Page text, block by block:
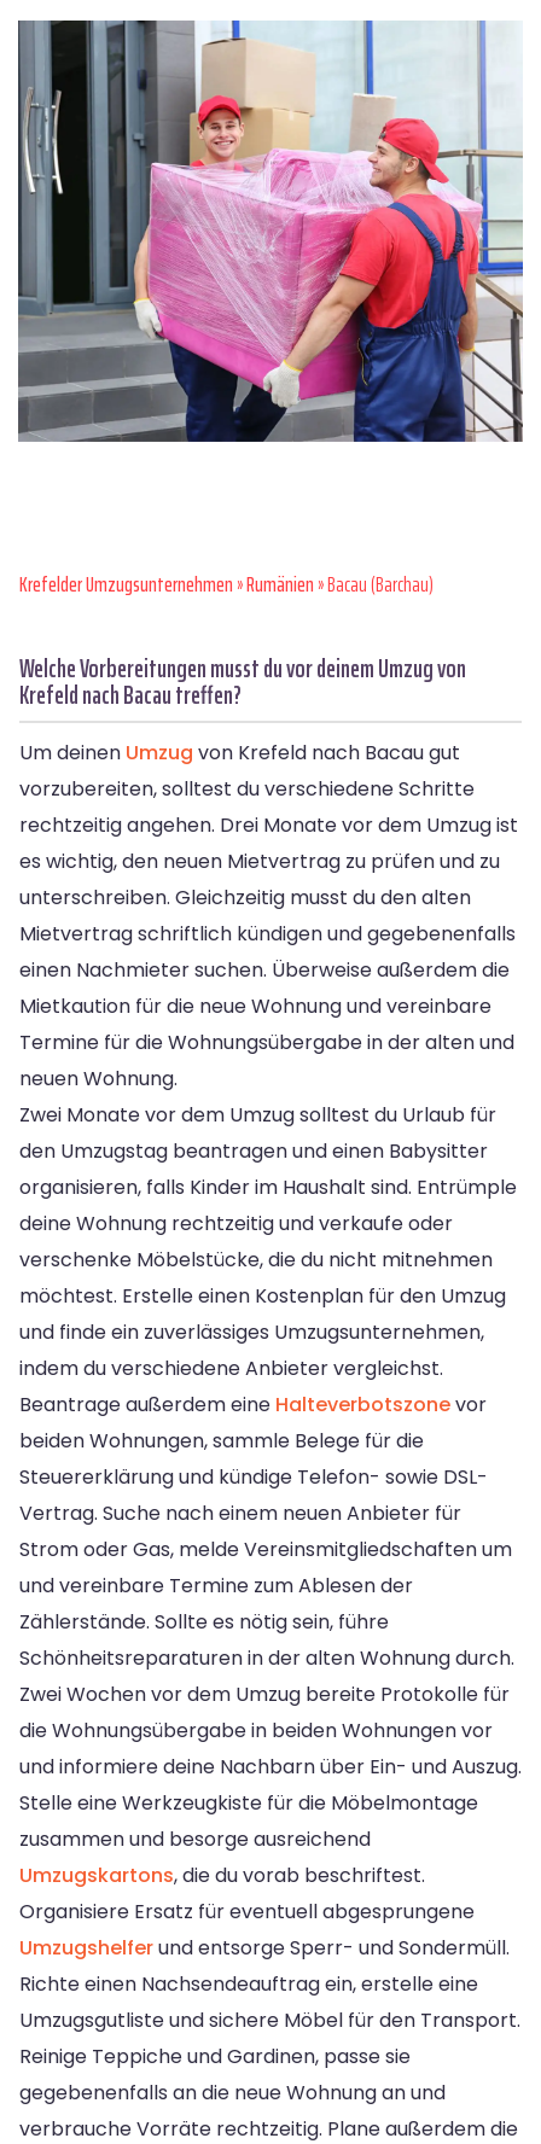
Krefelder Umzugsunternehmen»Rumänien» Bacau (Barchau)
Welche Vorbereitungen musst du vor deinem Umzug von
Krefeld nach Bacau treffen?
Um deinen Umzug von Krefeld nach Bacau gut
vorzubereiten, solltest du verschiedene Schritte
rechtzeitig angehen. Drei Monate vor dem Umzug ist
es wichtig, den neuen Mietvertrag zu prüfen und zu
unterschreiben. Gleichzeitig musst du den alten
Mietvertrag schriftlich kündigen und gegebenenfalls
einen Nachmieter suchen. Überweise außerdem die
Mietkaution für die neue Wohnung und vereinbare
Termine für die Wohnungsübergabe in der alten und
neuen Wohnung.
Zwei Monate vor dem Umzug solltest du Urlaub für
den Umzugstag beantragen und einen Babysitter
organisieren, falls Kinder im Haushalt sind. Entrümple
deine Wohnung rechtzeitig und verkaufe oder
verschenke Möbelstücke, die du nicht mitnehmen
möchtest. Erstelle einen Kostenplan für den Umzug
und finde ein zuverlässiges Umzugsunternehmen,
indem du verschiedene Anbieter vergleichst.
Beantrage außerdem eine Halteverbotszonevor
beiden Wohnungen, sammle Belege für die
Steuererklärung und kündige Telefon- sowie DSL-
Vertrag. Suche nach einem neuen Anbieter für
Strom oder Gas, melde Vereinsmitgliedschaften um
und vereinbare Termine zum Ablesen der
Zählerstände. Sollte es nötig sein, führe
Schönheitsreparaturen in der alten Wohnung durch.
Zwei Wochen vor dem Umzug bereite Protokolle für
die Wohnungsübergabe in beiden Wohnungen vor
und informiere deine Nachbarn über Ein- und Auszug.
Stelle eine Werkzeugkiste für die Möbelmontage
zusammen und besorge ausreichend
Umzugskartons, die du vorab beschriftest.
Organisiere Ersatz für eventuell abgesprungene
Umzugshelferund entsorge Sperr- und Sondermüll.
Richte einen Nachsendeauftrag ein, erstelle eine
Umzugsgutliste und sichere Möbel für den Transport.
Reinige Teppiche und Gardinen, passe sie
gegebenenfalls an die neue Wohnung an und
verbrauche Vorräte rechtzeitig. Plane außerdem die